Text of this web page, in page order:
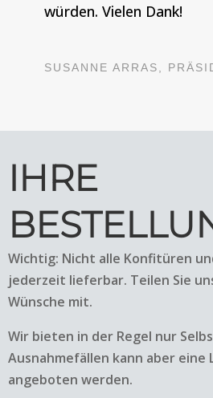
würden. Vielen Dank!
SUSANNE ARRAS,
IHRE
Wichtig: Nicht alle Konfitüren
jederzeit lieferbar. Teilen Sie
Wünsche mit.
Wir bieten in der Regel nur
Ausnahmefällen kann aber eine
angeboten werden.